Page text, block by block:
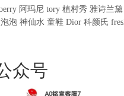
阿玛尼 tory 植村秀 雅诗兰黛
泡 神仙水 童鞋 Dior 科颜氏
众号